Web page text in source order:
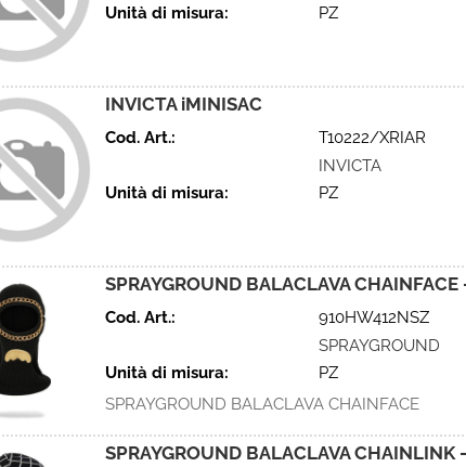
Unità di misura:
PZ
INVICTA iMINISAC
Cod. Art.:
T10222/XRIAR
INVICTA
Unità di misura:
PZ
SPRAYGROUND BALACLAVA
Cod. Art.:
910HW412NSZ
SPRAYGROUND
Unità di misura:
PZ
SPRAYGROUND BALACLAVA CHAINFACE
SPRAYGROUND BALACLAVA